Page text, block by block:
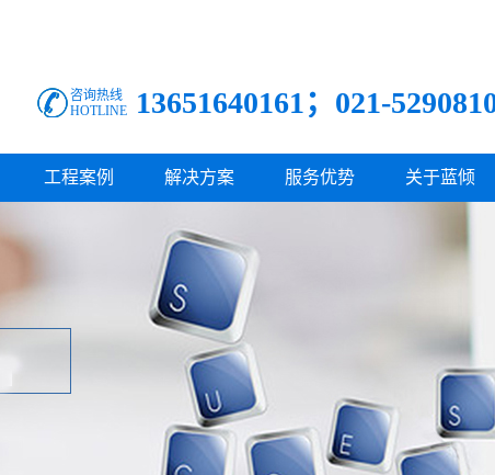
咨询热线
HOTLINE
13651640161；021-
工程案例 解决方案 服务优势 关于蓝倾